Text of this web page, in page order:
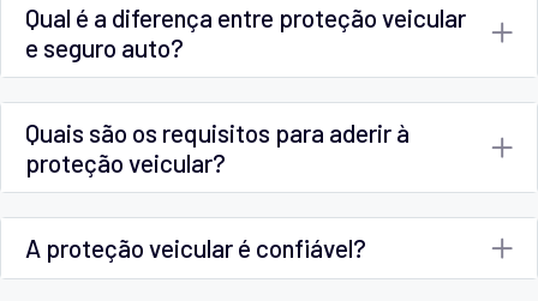
Qual é a diferença entre proteção veicular
e seguro auto?
Quais são os requisitos para aderir à
proteção veicular?
A proteção veicular é confiável?